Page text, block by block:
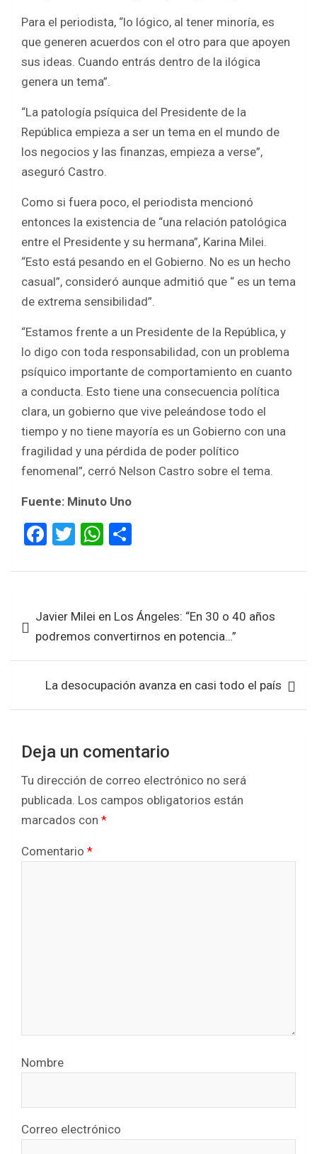
Para el periodista, “lo lógico, al tener minoría, es
que generen acuerdos con el otro para que apoyen
sus ideas. Cuando entrás dentro de la ilógica
genera un tema”.
“La patología psíquica del Presidente de la
República empieza a ser un tema en el mundo de
los negocios y las finanzas, empieza a verse”,
aseguró Castro.
Como si fuera poco, el periodista mencionó
entonces la existencia de “una relación patológica
entre el Presidente y su hermana”, Karina Milei.
“Esto está pesando en el Gobierno. No es un hecho
casual”, consideró aunque admitió que “ es un tema
de extrema sensibilidad”.
“Estamos frente a un Presidente de la República, y
lo digo con toda responsabilidad, con un problema
psíquico importante de comportamiento en cuanto
a conducta. Esto tiene una consecuencia política
clara, un gobierno que vive peleándose todo el
tiempo y no tiene mayoría es un Gobierno con una
fragilidad y una pérdida de poder político
fenomenal”, cerró Nelson Castro sobre el tema.
Fuente: Minuto Uno
F
ce
o
o
k
T
tt
W
at
A
p
p
ar
de
entradas
Javier Milei en Los Ángeles: “En 30 o 40 años
podremos convertirnos en potencia…”
La desocupación avanza en casi todo el país
Deja un comentario
Tu dirección de correo electrónico no será
publicada. Los campos obligatorios están
marcados con *
Comentario *
Nombre
Correo electrónico